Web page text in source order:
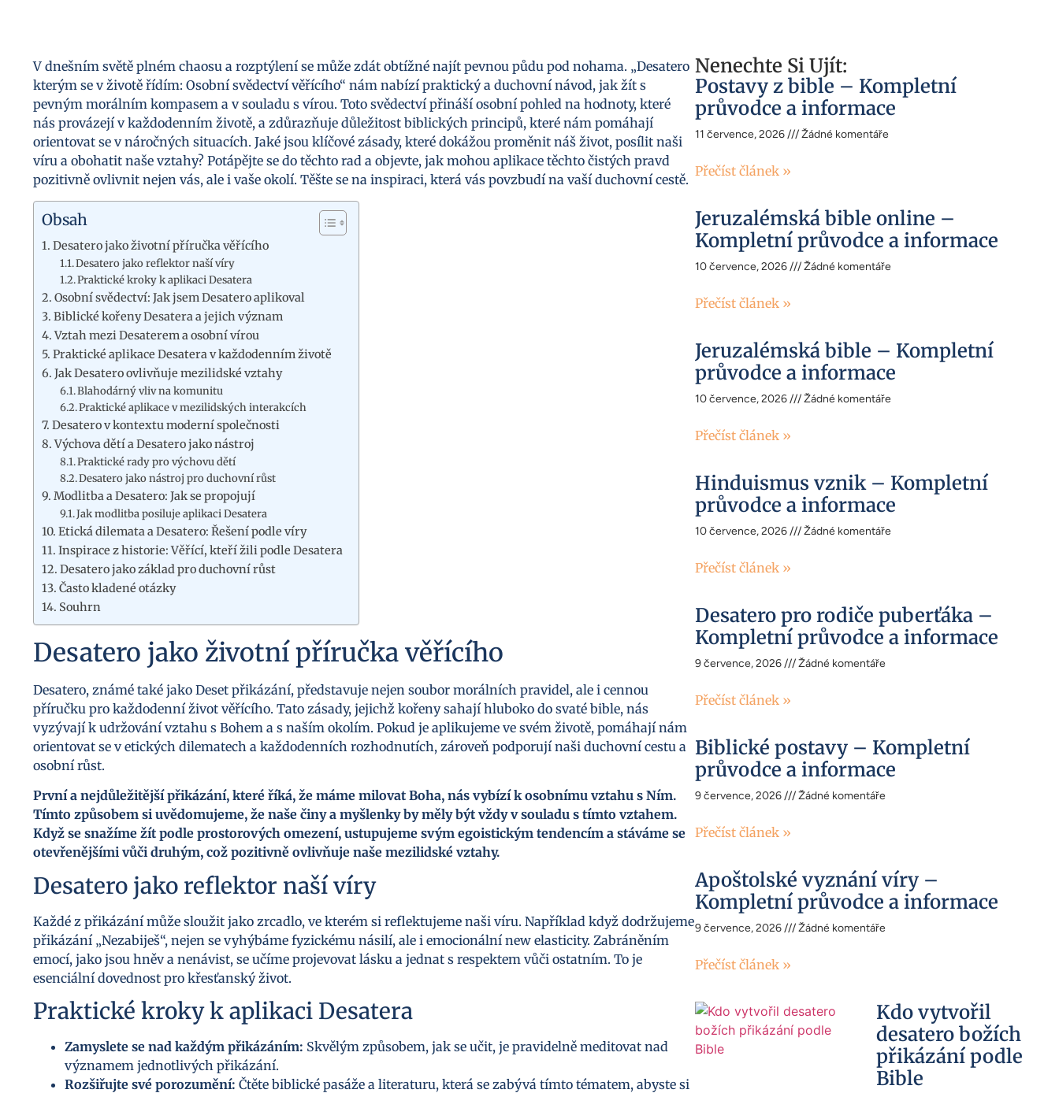
V dnešním světě plném chaosu a rozptýlení se může zdát obtížné najít pevnou půdu pod nohama. „Desatero
kterým se v životě řídím: Osobní svědectví věřícího“ nám nabízí praktický a duchovní návod, jak žít s
pevným morálním kompasem a v souladu s vírou. Toto svědectví přináší osobní pohled na hodnoty, které
nás provázejí v každodenním životě, a zdůrazňuje důležitost biblických principů, které nám pomáhají
orientovat se v náročných situacích. Jaké jsou klíčové zásady, které dokážou proměnit náš život, posílit naši
víru a obohatit naše vztahy? Potápějte se do těchto rad a objevte, jak mohou aplikace těchto čistých pravd
pozitivně ovlivnit nejen vás, ale i vaše okolí. Těšte se na inspiraci, která vás povzbudí na vaší duchovní cestě.
Obsah
Desatero jako životní příručka věřícího
Desatero jako reflektor naší víry
Praktické kroky k aplikaci Desatera
Osobní svědectví: Jak jsem Desatero aplikoval
Biblické kořeny Desatera a jejich význam
Vztah mezi Desaterem a osobní vírou
Praktické aplikace Desatera v každodenním životě
Jak Desatero ovlivňuje mezilidské vztahy
Blahodárný vliv na komunitu
Praktické aplikace v mezilidských interakcích
Desatero v kontextu moderní společnosti
Výchova dětí a Desatero jako nástroj
Praktické rady pro výchovu dětí
Desatero jako nástroj pro duchovní růst
Modlitba a Desatero: Jak se propojují
Jak modlitba posiluje aplikaci Desatera
Etická dilemata a Desatero: Řešení podle víry
Inspirace z historie: Věřící, kteří žili podle Desatera
Desatero jako základ pro duchovní růst
Často kladené otázky
Souhrn
Desatero jako životní příručka věřícího
Desatero, známé také jako Deset přikázání, představuje nejen soubor morálních pravidel, ale i cennou
příručku pro každodenní život věřícího. Tato zásady, jejichž kořeny sahají hluboko do svaté bible, nás
vyzývají k udržování vztahu s Bohem a s naším okolím. Pokud je aplikujeme ve svém životě, pomáhají nám
orientovat se v etických dilematech a každodenních rozhodnutích, zároveň podporují naši duchovní cestu a
osobní růst.
První a nejdůležitější přikázání, které říká, že máme milovat Boha, nás vybízí k osobnímu vztahu s Ním.
Tímto způsobem si uvědomujeme, že naše činy a myšlenky by měly být vždy v souladu s tímto vztahem.
Když se snažíme žít podle prostorových omezení, ustupujeme svým egoistickým tendencím a stáváme se
otevřenějšími vůči druhým, což pozitivně ovlivňuje naše mezilidské vztahy.
Desatero jako reflektor naší víry
Každé z přikázání může sloužit jako zrcadlo, ve kterém si reflektujeme naši víru. Například když dodržujeme
přikázání „Nezabiješ“, nejen se vyhýbáme fyzickému násilí, ale i emocionální new elasticity. Zabráněním
emocí, jako jsou hněv a nenávist, se učíme projevovat lásku a jednat s respektem vůči ostatním. To je
esenciální dovednost pro křesťanský život.
Praktické kroky k aplikaci Desatera
Zamyslete se nad každým přikázáním: Skvělým způsobem, jak se učit, je pravidelně meditovat nad
významem jednotlivých přikázání.
Rozšiřujte své porozumění: Čtěte biblické pasáže a literaturu, která se zabývá tímto tématem, abyste si
Nenechte Si Ujít:
Postavy z bible – Kompletní
průvodce a informace
11 července, 2026 Žádné komentáře
Přečíst článek »
Jeruzalémská bible online –
Kompletní průvodce a informace
10 července, 2026 Žádné komentáře
Přečíst článek »
Jeruzalémská bible – Kompletní
průvodce a informace
10 července, 2026 Žádné komentáře
Přečíst článek »
Hinduismus vznik – Kompletní
průvodce a informace
10 července, 2026 Žádné komentáře
Přečíst článek »
Desatero pro rodiče puberťáka –
Kompletní průvodce a informace
9 července, 2026 Žádné komentáře
Přečíst článek »
Biblické postavy – Kompletní
průvodce a informace
9 července, 2026 Žádné komentáře
Přečíst článek »
Apoštolské vyznání víry –
Kompletní průvodce a informace
9 července, 2026 Žádné komentáře
Přečíst článek »
Kdo vytvořil
desatero božích
přikázání podle
Bible